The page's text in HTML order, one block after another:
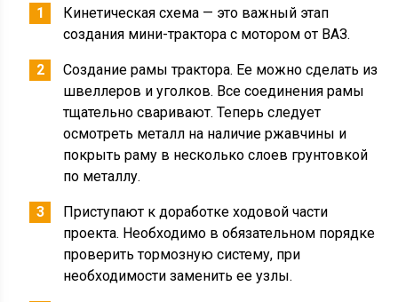
Кинетическая схема — это важный этап
создания мини-трактора с мотором от ВАЗ.
Создание рамы трактора. Ее можно сделать из
швеллеров и уголков. Все соединения рамы
тщательно сваривают. Теперь следует
осмотреть металл на наличие ржавчины и
покрыть раму в несколько слоев грунтовкой
по металлу.
Приступают к доработке ходовой части
проекта. Необходимо в обязательном порядке
проверить тормозную систему, при
необходимости заменить ее узлы.